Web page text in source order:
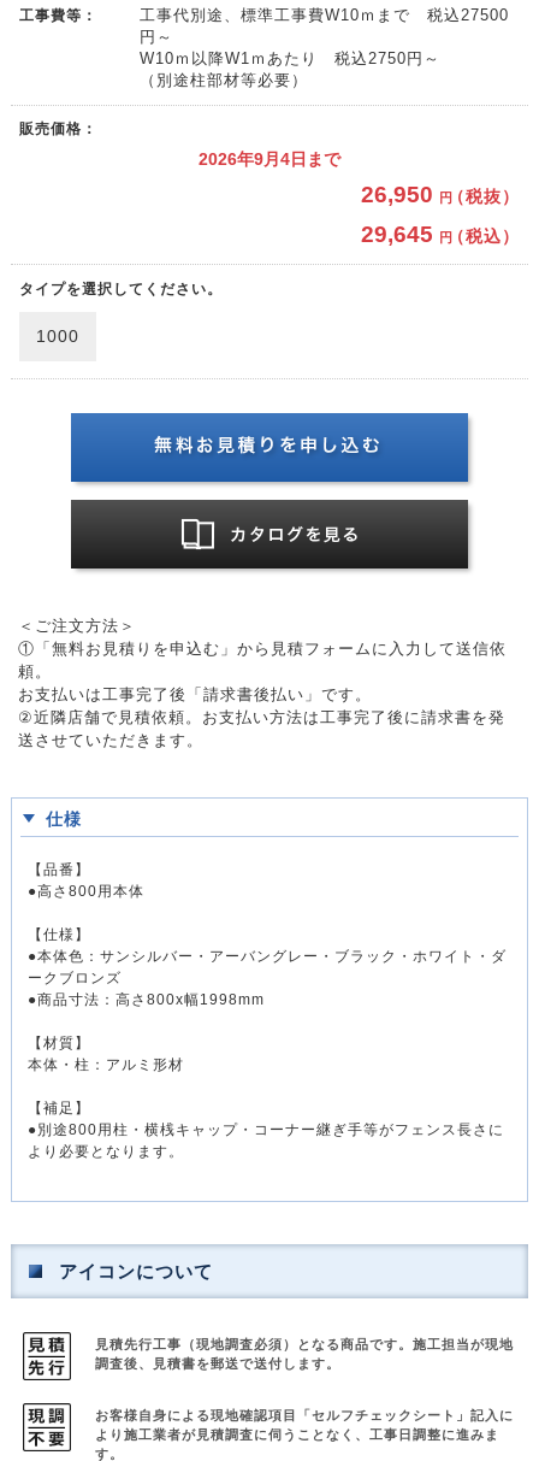
工事費等：
工事代別途、標準工事費W10ｍまで 税込27500
円～
W10ｍ以降W1ｍあたり 税込2750円～
（別途柱部材等必要）
販売価格：
2026年9月4日まで
26,950 円（税抜）
29,645 円（税込）
タイプを選択してください。
1000
＜ご注文方法＞
①「無料お見積りを申込む」から見積フォームに入力して送信依
頼。
お支払いは工事完了後「請求書後払い」です。
②近隣店舗で見積依頼。お支払い方法は工事完了後に請求書を発
送させていただきます。
仕様
【品番】
●高さ800用本体
【仕様】
●本体色：サンシルバー・アーバングレー・ブラック・ホワイト・ダ
ークブロンズ
●商品寸法：高さ800x幅1998mm
【材質】
本体・柱：アルミ形材
【補足】
●別途800用柱・横桟キャップ・コーナー継ぎ手等がフェンス長さに
より必要となります。
アイコンについて
見積先行工事（現地調査必須）となる商品です。施工担当が現地
調査後、見積書を郵送で送付します。
お客様自身による現地確認項目「セルフチェックシート」記入に
より施工業者が見積調査に伺うことなく、工事日調整に進みま
す。